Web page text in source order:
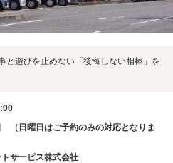
と遊びを止めない「後悔しない相棒」を
（日曜日はご予約のみの対応となりま
トサービス株式会社